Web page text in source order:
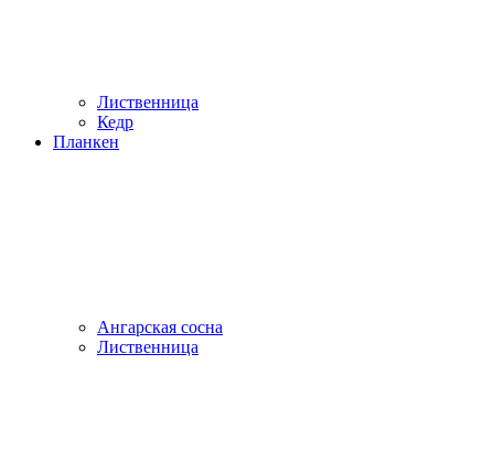
Лиственница
Кедр
Планкен
Ангарская сосна
Лиственница